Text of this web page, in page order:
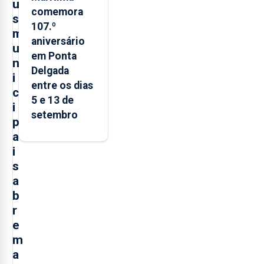
u
s
m
u
n
i
c
i
p
a
i
s
a
b
r
e
m
a
comemora
107.º
aniversário
em Ponta
Delgada
entre os dias
5 e 13 de
setembro